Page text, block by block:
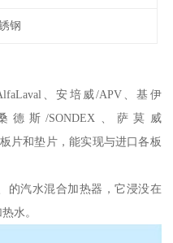
钢
、安培威/APV、基伊
德斯/SONDEX、萨莫威
片和垫片，能实现与进口各板
的汽水混合加热器，它浸没在
水。